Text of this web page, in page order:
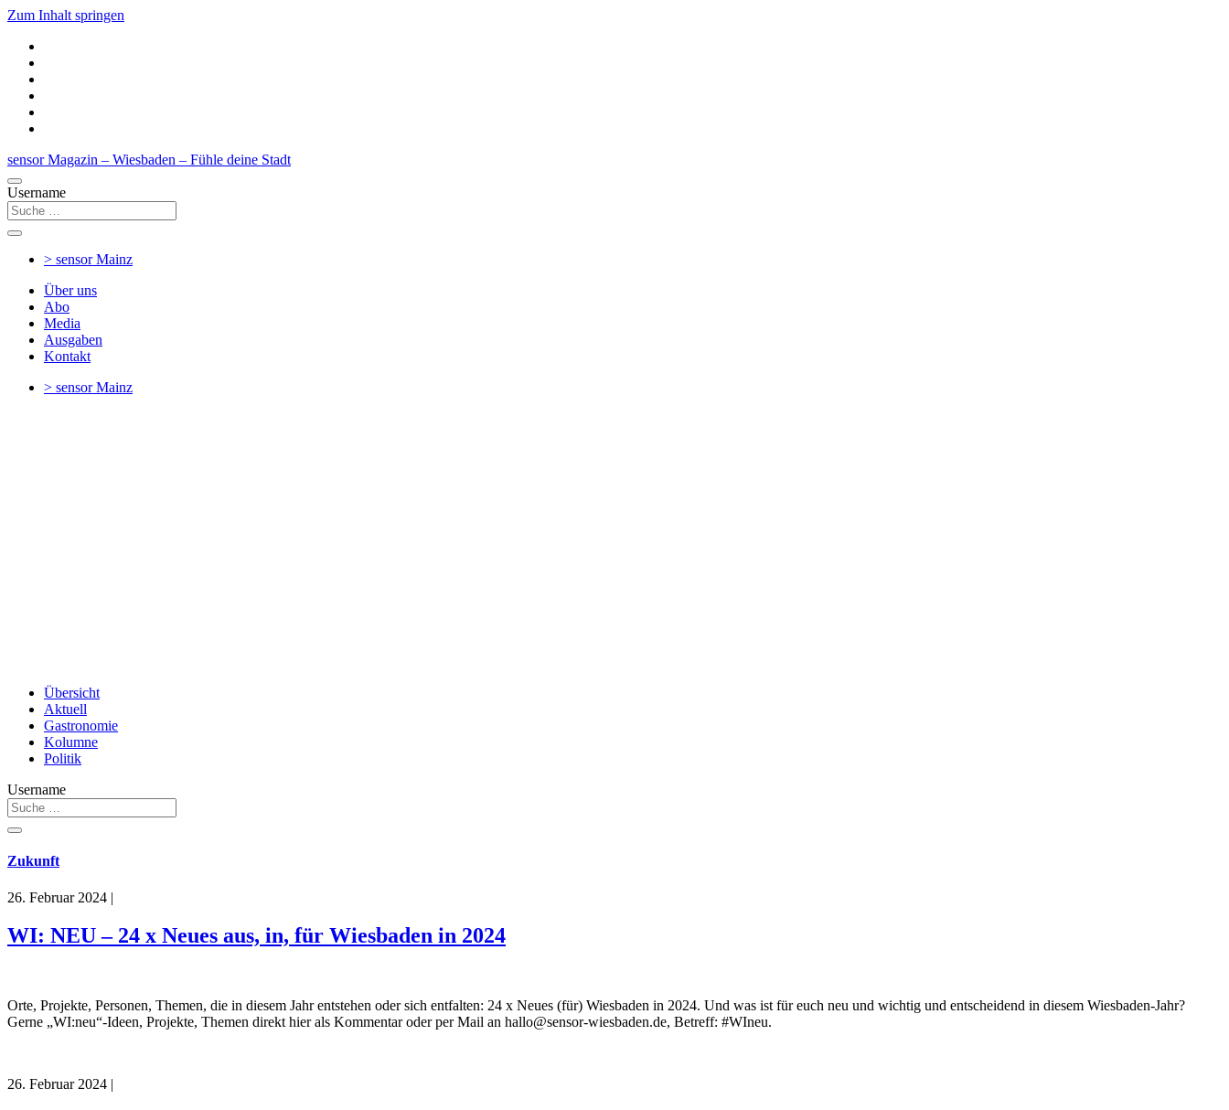
Zum Inhalt springen
sensor Magazin – Wiesbaden – Fühle deine Stadt
Username
> sensorMainz
Über uns
Abo
Media
Ausgaben
Kontakt
> sensorMainz
Übersicht
Aktuell
Gastronomie
Kolumne
Politik
Username
Zukunft
26. Februar 2024 |
WI: NEU – 24 x Neues aus, in, für Wiesbaden in 2024
Orte, Projekte, Personen, Themen, die in diesem Jahr entstehen oder sich entfalten: 24 x Neues (für) Wiesbaden in 2024. Und was ist für euch neu und wichtig und entscheidend in diesem Wiesbaden-Jahr?
Gerne „WI:neu“-Ideen, Projekte, Themen direkt hier als Kommentar oder per Mail an hallo@sensor-wiesbaden.de, Betreff: #WIneu.
26. Februar 2024 |